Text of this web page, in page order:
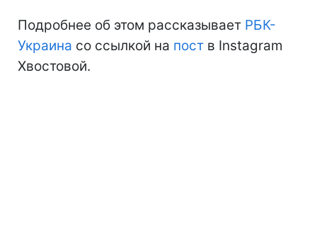
Подробнее об этом рассказывает РБК-
Украина со ссылкой на пост в Instagram
Хвостовой.